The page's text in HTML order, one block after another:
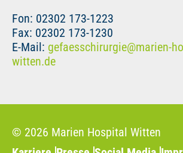
Fon: 02302 173-1223
Fax: 02302 173-1230
E-Mail: gefaesschirurgie@marien-
witten.de
© 2026 Marien Hospital Witten